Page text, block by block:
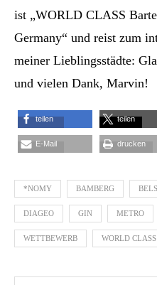
ist „WORLD CLASS
Germany“ und reist zum
meiner Lieblingsstädte:
und vielen Dank, Marvin!
teilen teilen
E-Mail drucken
*NOMY BAMBERG
DIAGEO GIN METRO
WETTBEWERB WORLD CLASS